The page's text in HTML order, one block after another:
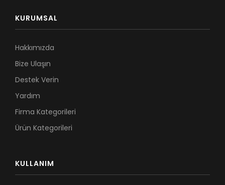
KURUMSAL
Hakkımızda
Bize Ulaşın
Destek Verin
Yardım
Firma Kategorileri
Ürün Kategorileri
KULLANIM